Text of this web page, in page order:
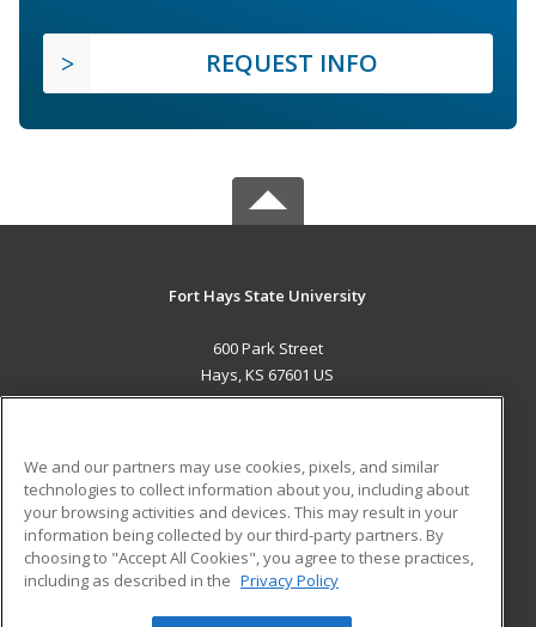
REQUEST INFO
Fort Hays State University
600 Park Street
Hays, KS 67601 US
ADDITIONAL RESOURCES
Military
Financial Assistance
Help
Student Blog
We and our partners may use cookies, pixels, and similar
technologies to collect information about you, including about
your browsing activities and devices. This may result in your
information being collected by our third-party partners. By
choosing to "Accept All Cookies", you agree to these practices,
including as described in the Privacy Policy